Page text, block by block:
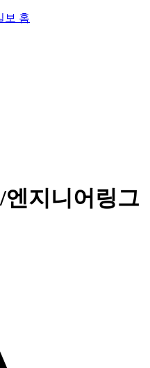
보 홈
지니어링그